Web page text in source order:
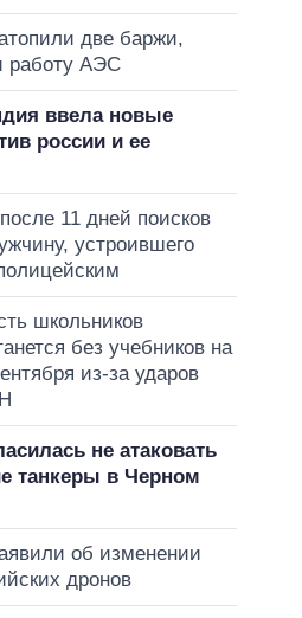
две баржи,
работу АЭС
ввела новые
россии и ее
11 дней поисков
устроившего
школьников
без учебников на
из-за ударов
не атаковать
танкеры в Черном
об изменении
дронов